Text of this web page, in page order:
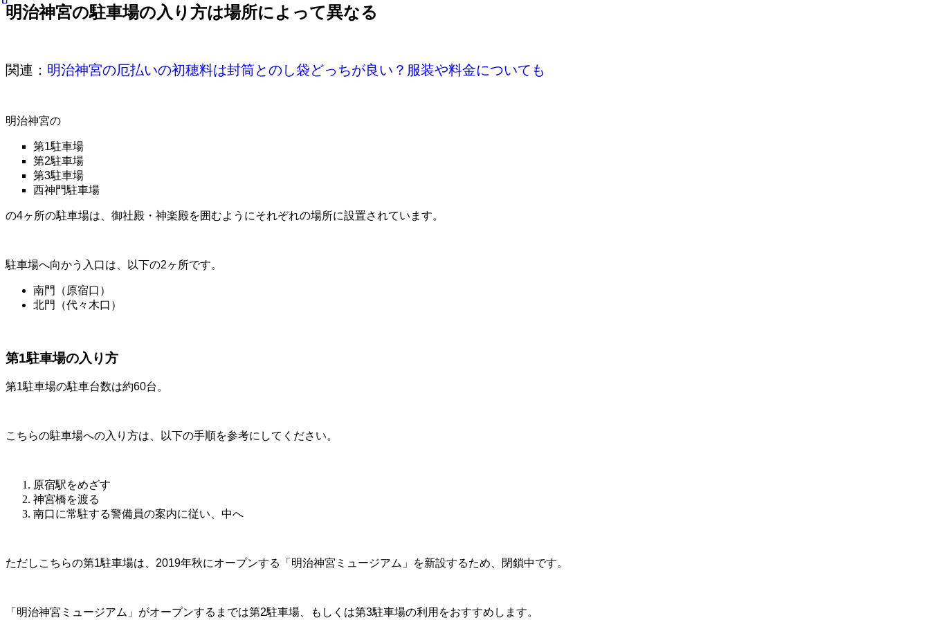
明治神宮の駐車場の入り方は場所によって異なる
関連： 明治神宮の厄払いの初穂料は封筒とのし袋どっちが良い？服装や料金についても
明治神宮の
第1駐車場
第2駐車場
第3駐車場
西神門駐車場
の4ヶ所の駐車場は、御社殿・神楽殿を囲むようにそれぞれの場所に設置されています。
駐車場へ向かう入口は、以下の2ヶ所です。
南門（原宿口）
北門（代々木口）
第1駐車場の入り方
第1駐車場の駐車台数は約60台。
こちらの駐車場への入り方は、以下の手順を参考にしてください。
原宿駅をめざす
神宮橋を渡る
南口に常駐する警備員の案内に従い、中へ
ただしこちらの第1駐車場は、2019年秋にオープンする「明治神宮ミュージアム」を新設するため、閉鎖中です。
「明治神宮ミュージアム」がオープンするまでは第2駐車場、もしくは第3駐車場の利用をおすすめします。